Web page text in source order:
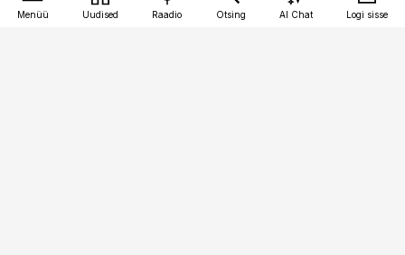
Menüü Uudised Raadio Otsing AI Chat Logi sisse